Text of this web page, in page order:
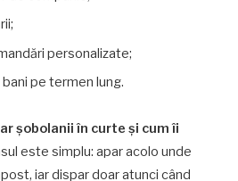
personalizate;
pe termen lung.
șobolanii în curte și cum îi
este simplu: apar acolo unde
iar dispar doar atunci când